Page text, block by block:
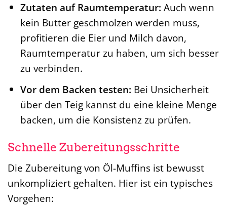
Zutaten auf Raumtemperatur: Auch wenn
kein Butter geschmolzen werden muss,
profitieren die Eier und Milch davon,
Raumtemperatur zu haben, um sich besser
zu verbinden.
Vor dem Backen testen: Bei Unsicherheit
über den Teig kannst du eine kleine Menge
backen, um die Konsistenz zu prüfen.
Schnelle Zubereitungsschritte
Die Zubereitung von Öl-Muffins ist bewusst
unkompliziert gehalten. Hier ist ein typisches
Vorgehen: